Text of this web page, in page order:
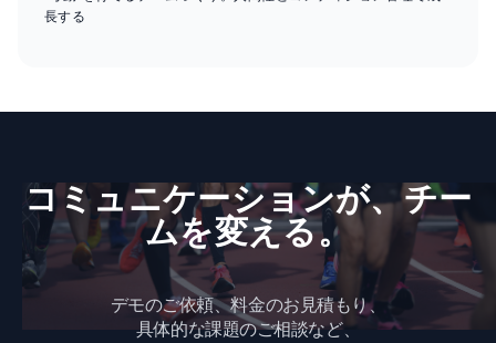
長する
コミュニケーションが、​チー
ムを​変える。
デモのご依頼、料金のお見積もり、
具体的な課題のご相談など、